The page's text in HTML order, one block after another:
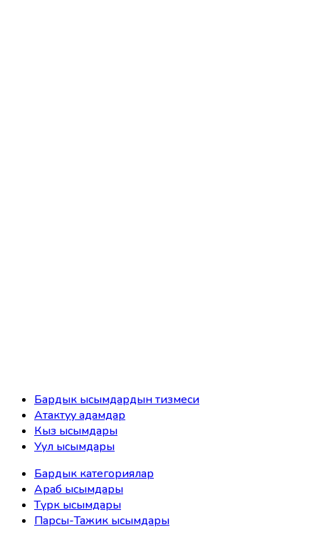
Бардык ысымдардын тизмеси
Атактуу адамдар
Кыз ысымдары
Уул ысымдары
Бардык категориялар
Араб ысымдары
Түрк ысымдары
Парсы-Тажик ысымдары